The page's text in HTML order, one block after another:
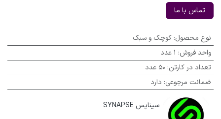
تماس با ما
نوع محصول: کوچک و سبک
واحد فروش: 1 عدد
تعداد در کارتن: 50 عدد
ضمانت مرجوعی: دارد
سیناپس SYNAPSE